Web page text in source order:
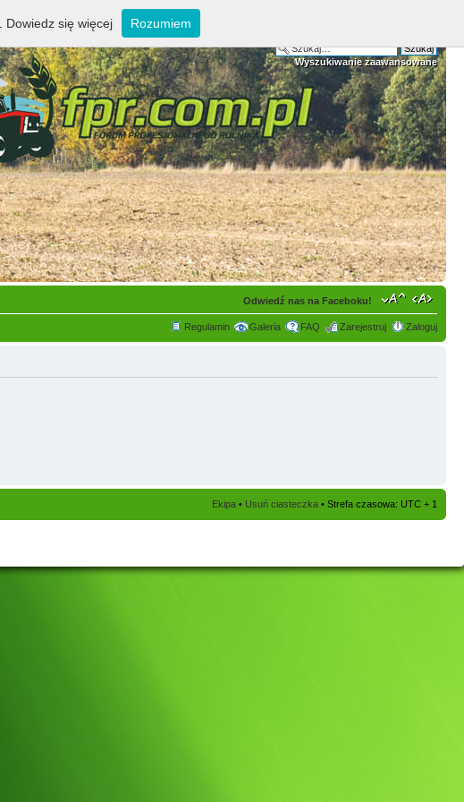
Wyszukiwanie zaawansowane
Odwiedź nas na Faceboku!
Regulamin Galeria FAQ Zarejestruj Zaloguj
Ekipa • Usuń ciasteczka • Strefa czasowa: UTC + 1
Dowiedz się więcej Rozumiem